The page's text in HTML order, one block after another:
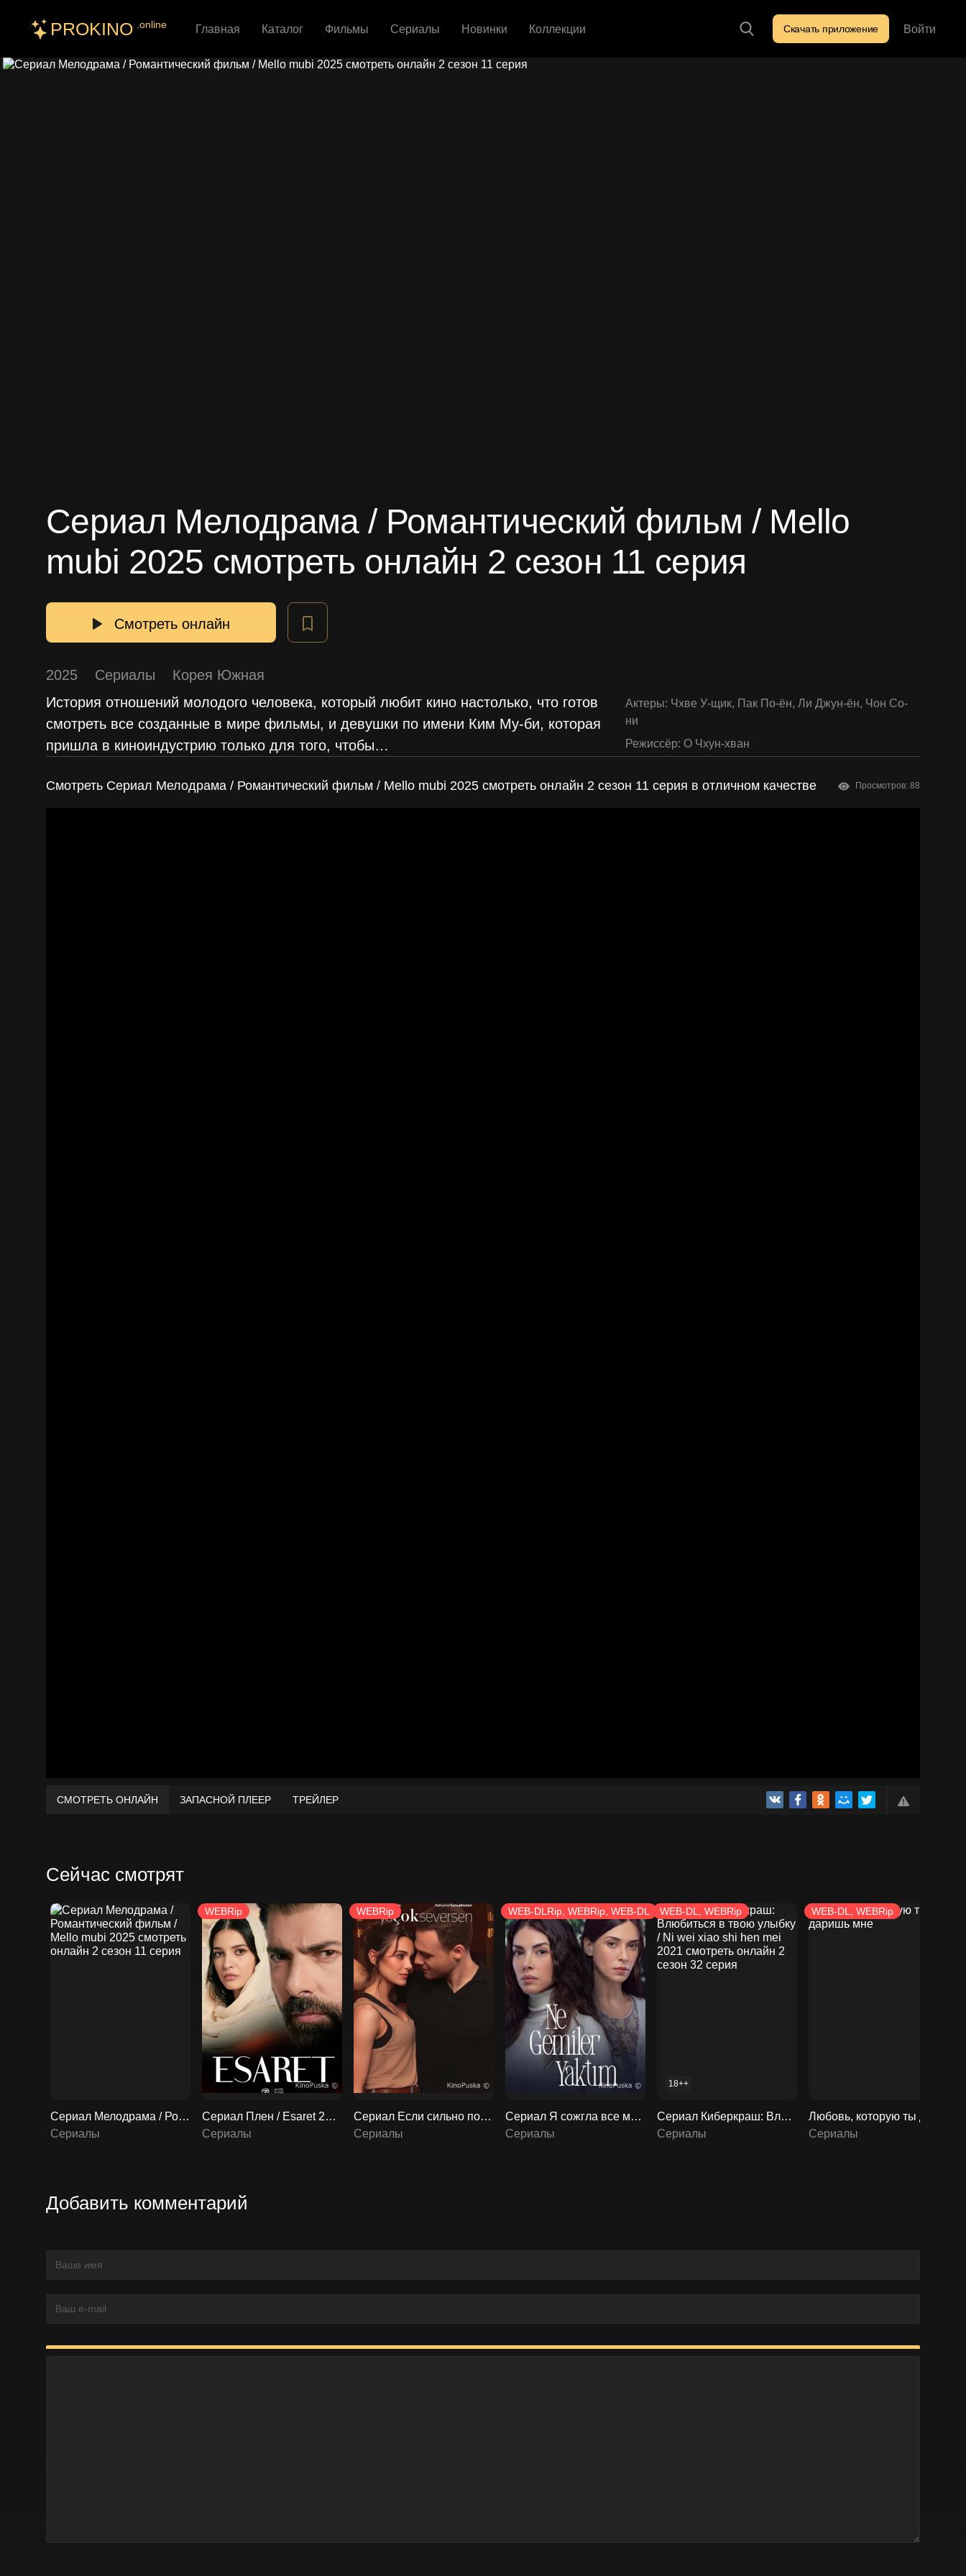
PROKINO .online Главная Каталог Фильмы Сериалы Новинки Коллекции Скачать приложение Войти
Сериал Мелодрама / Романтический фильм / Mello
mubi 2025 смотреть онлайн 2 сезон 11 серия
Смотреть онлайн
2025 Сериалы
Корея Южная
История отношений молодого человека, который любит кино настолько, что готов
смотреть все созданные в мире фильмы, и девушки по имени Ким Му-би, которая
пришла в киноиндустрию только для того, чтобы…
Актеры: Чхве У-щик, Пак По-ён, Ли Джун-ён, Чон Со-
ни
Режиссёр: О Чхун-хван
Смотреть Сериал Мелодрама / Романтический фильм / Mello mubi 2025 смотреть онлайн 2 сезон 11 серия в отличном качестве Просмотров: 88
СМОТРЕТЬ ОНЛАЙН ЗАПАСНОЙ ПЛЕЕР ТРЕЙЛЕР
Сейчас смотрят
Сериал Мелодрама / Романтический фильм / Mello mubi 2025 смотреть онлайн 2 сезон 11 серия
Сериалы
WEBRip
Сериал Плен / Esaret 2022 смотреть онлайн 2 сезон 275 серия
Сериалы
WEBRip
Сериал Если сильно полюбишь / Ya çok seversen 2023 смотреть онлайн 2 сезон 14 серия
Сериалы
WEB-DLRip, WEBRip, WEB-DL
Сериал Я сожгла все мосты / Какие корабли я сжёг / Ne Gemiler Yaktim 2023 смотреть онлайн 2 сезон 9 серия
Сериалы
WEB-DL, WEBRip
18++
Сериал Киберкраш: Влюбиться в твою улыбку / Ni wei xiao shi hen mei 2021 смотреть онлайн 2 сезон 32 серия
Сериалы
WEB-DL, WEBRip
Сериалы
Добавить комментарий